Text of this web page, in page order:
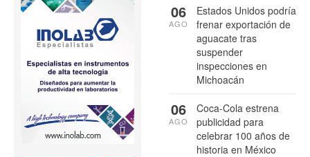
Estados Unidos podría
frenar exportación de
aguacate tras
suspender
inspecciones en
Michoacán
06
AGO
Coca-Cola estrena
publicidad para
celebrar 100 años de
historia en México
06
AGO